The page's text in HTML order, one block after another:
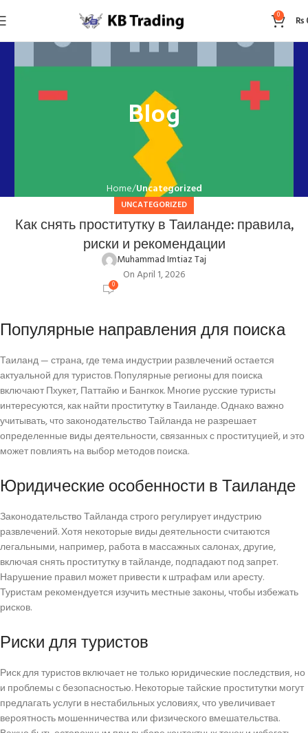
0 ₨
Blog
Home Uncategorized
UNCATEGORIZED
Как снять проститутку в Таиланде: правила,
риски и рекомендации
Muhammad Imtiaz Taj
On April 1, 2026
0
Популярные направления для поиска
Таиланд — страна, где тема индустрии развлечений остается
актуальной для туристов. Популярные регионы для поиска
включают Пхукет, Паттайю и Бангкок. Многие русские туристы
интересуются, как найти проститутку в Таиланде. Однако важно
учитывать, что законодательство Тайланда не разрешает
определенные виды деятельности, связанных с проституцией, и это
может повлиять на выбор методов поиска.
Юридические особенности в Таиланде
Законодательство Тайланда строго регулирует индустрию
развлечений. Хотя некоторые виды деятельности считаются
легальными, например, работа в массажных салонах, другие,
включая снять проститутку в тайланде, подпадают под запрет.
Нарушение правил может привести к штрафам или аресту.
Туристам рекомендуется изучить местные законы, чтобы избежать
рисков.
Риски для туристов
Риск для туристов включает не только юридические последствия, но
и проблемы с безопасностью. Некоторые тайские проститутки могут
предлагать услуги в нестабильных условиях, что увеличивает
вероятность мошенничества или физического вмешательства.